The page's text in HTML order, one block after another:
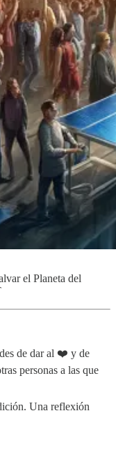
el Planeta del
de dar al ❤️ y de
personas a las que
Una reflexión